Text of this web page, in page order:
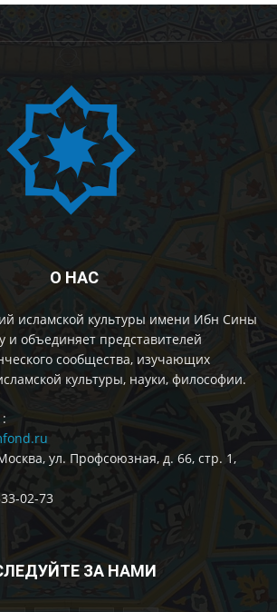
О НАС
исламской культуры имени Ибн Сины
и объединяет представителей
сообщества, изучающих
культуры, науки, философии.
ул. Профсоюзная, д. 66, стр. 1,
02-73
ЗА НАМИ